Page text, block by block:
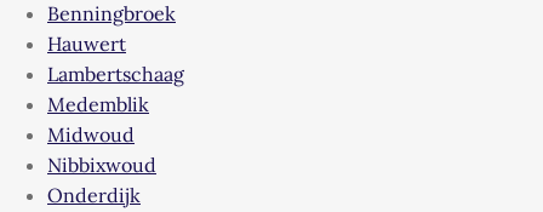
Benningbroek
Hauwert
Lambertschaag
Medemblik
Midwoud
Nibbixwoud
Onderdijk